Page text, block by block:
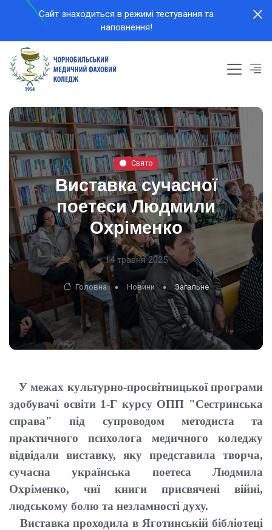
Сайт знаходиться в режимi тестування та
наповнення!
Свято
Виставка сучасної
поетеси Людмили
Охріменко
14 травня 2025
Головна Новини Загальне
У межах культурно-просвітницької програми
здобувачі освіти 1-Г курсу ОПП "Сестринська
справа" під супроводом методиста та
практичного психолога медичного коледжу
відвідали виставку, яку представила творча,
сучасна українська поетеса Людмила
Охріменко, чиї книги присвячені війні,
людському болю та незламності духу.
Виставка проходила в Яготинській бібліотеці